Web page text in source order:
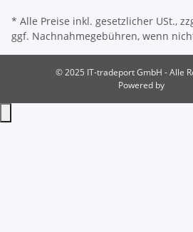
* Alle Preise inkl. gesetzlicher USt.,
ggf. Nachnahmegebühren, wenn
© 2025 IT-tradeport GmbH - Alle
Powered by